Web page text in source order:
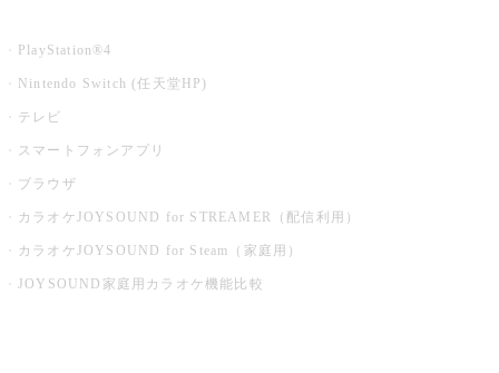
PlayStation®4
Nintendo Switch (任天堂HP)
テレビ
スマートフォンアプリ
ブラウザ
カラオケJOYSOUND for STREAMER（配信利用）
カラオケJOYSOUND for Steam（家庭用）
JOYSOUND家庭用カラオケ機能比較